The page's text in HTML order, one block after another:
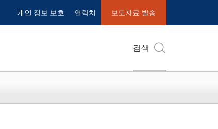
개인 정보 보호 연락처 보도자료 발송
검색